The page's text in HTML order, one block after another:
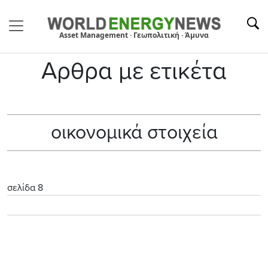
Asset Management · Γεωπολιτική · Άμυνα
Αρθρα με ετικέτα
οικονομικά στοιχεία
σελίδα 8